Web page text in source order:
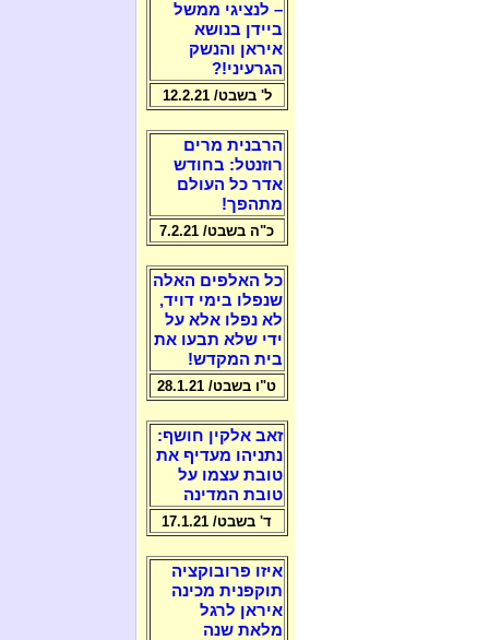
– לנציגי ממשל
ביידן בנושא
איראן והנשק
הגרעיני!?
ל' בשבט/ 12.2.21
הרבנית מרים
רוזנטל: בחודש
אדר כל העולם
מתהפך!
כ"ה בשבט/ 7.2.21
כל האלפים האלה
שנפלו בימי דויד,
לא נפלו אלא על
ידי שלא תבעו את
בית המקדש!
ט"ו בשבט/ 28.1.21
זאב אלקין חושף:
נתניהו מעדיף את
טובת עצמו על
טובת המדינה
ד' בשבט/ 17.1.21
איזו פרובוקציה
תוקפנית מכינה
איראן לרגל
מלאת שנה